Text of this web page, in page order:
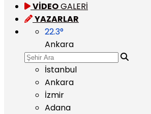
VİDEOGALERİ
YAZARLAR
22.3°
Ankara
İstanbul
Ankara
İzmir
Adana